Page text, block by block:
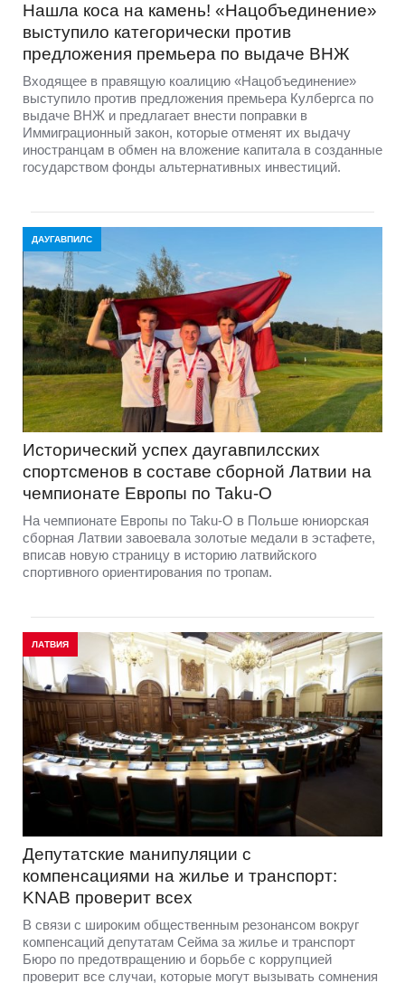
Нашла коса на камень! «Нацобъединение»
выступило категорически против
предложения премьера по выдаче ВНЖ
Входящее в правящую коалицию «Нацобъединение»
выступило против предложения премьера Кулбергса по
выдаче ВНЖ и предлагает внести поправки в
Иммиграционный закон, которые отменят их выдачу
иностранцам в обмен на вложение капитала в созданные
государством фонды альтернативных инвестиций.
ДАУГАВПИЛС
Исторический успех даугавпилсских
спортсменов в составе сборной Латвии на
чемпионате Европы по Taku-O
На чемпионате Европы по Taku-O в Польше юниорская
сборная Латвии завоевала золотые медали в эстафете,
вписав новую страницу в историю латвийского
спортивного ориентирования по тропам.
ЛАТВИЯ
Депутатские манипуляции с
компенсациями на жилье и транспорт:
KNAB проверит всех
В связи с широким общественным резонансом вокруг
компенсаций депутатам Сейма за жилье и транспорт
Бюро по предотвращению и борьбе с коррупцией
проверит все случаи, которые могут вызывать сомнения